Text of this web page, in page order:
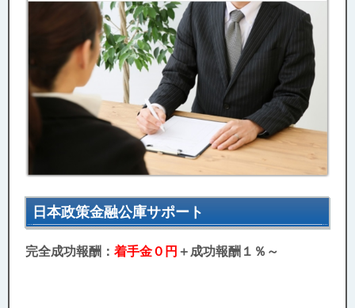
日本政策金融公庫サポート
完全成功報酬： 着手金０円 ＋成功報酬１％～